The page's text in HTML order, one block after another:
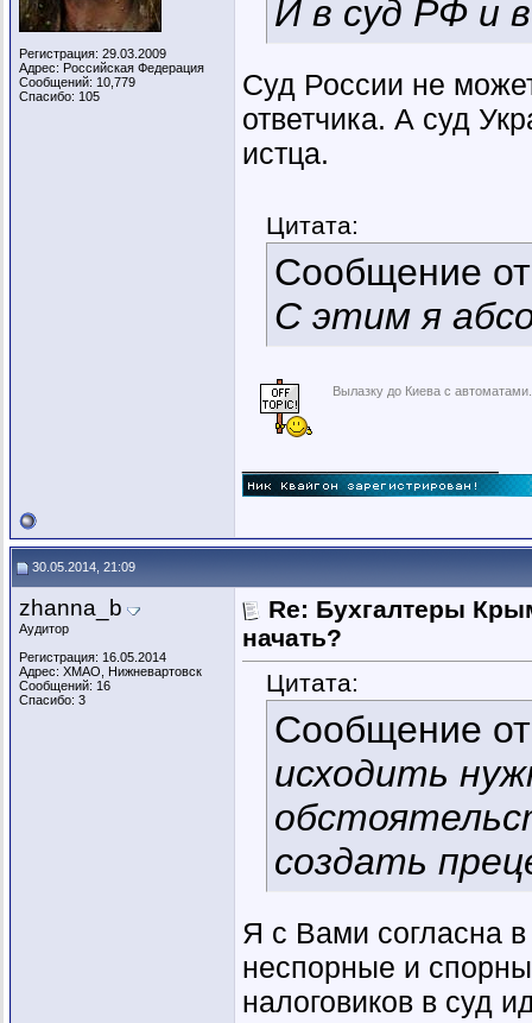
Регистрация: 29.03.2009
Адрес: Российская Федерация
Сообщений: 10,779
Спасибо: 105
И в суд РФ и
Суд России не
ответчика. А суд
истца.
Цитата:
Сообщение
С этим я
Вылазку до Киева с
30.05.2014, 21:09
zhanna_b
Аудитор
Регистрация: 16.05.2014
Адрес: ХМАО, Нижневартовск
Сообщений: 16
Спасибо: 3
Re: Бухгалтеры
начать?
Цитата:
Сообщение
исходить
создать
Я с Вами согласна
неспорные и
налоговиков в суд